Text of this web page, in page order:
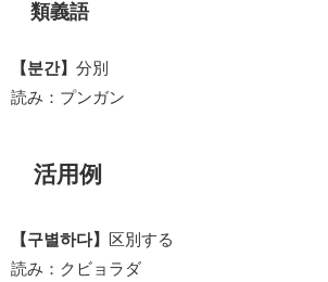
類義語
【분간】 分別
読み：プンガン
活用例
【구별하다】
区別する
読み：クビョラダ